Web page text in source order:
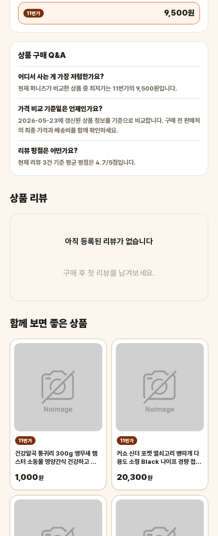
11번가 9,500원
상품 구매 Q&A
어디서 사는 게 가장 저렴한가요?
현재 퍼니즈가 비교한 상품 중 최저가는 11번가의 9,500원입니다.
가격 비교 기준일은 언제인가요?
2026-05-23에 갱신된 상품 정보를 기준으로 비교합니다. 구매 전 판매처
의 최종 가격과 배송비를 함께 확인하세요.
리뷰 평점은 어떤가요?
현재 리뷰 3건 기준 평균 평점은 4.7/5점입니다.
상품 리뷰
아직 등록된 리뷰가 없습니다
구매 후 첫 리뷰를 남겨보세요.
함께 보면 좋은 상품
11번가
건강알곡 통귀리 300g 앵무새 햄
스터 소동물 영양간식 건강하고 깨끗
1,000원
11번가
커쇼 신더 포켓 열쇠고리 병따개 다
용도 소형 Black 나이프 경량 접이
20,300원